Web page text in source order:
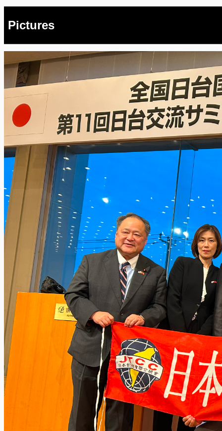
Pictures